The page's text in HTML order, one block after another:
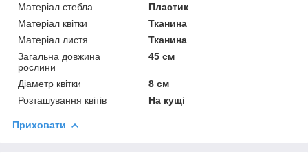
Матеріал стебла
Пластик
Матеріал квітки
Тканина
Матеріал листя
Тканина
Загальна довжина
рослини
45 см
Діаметр квітки
8 см
Розташування квітів
На кущі
Приховати